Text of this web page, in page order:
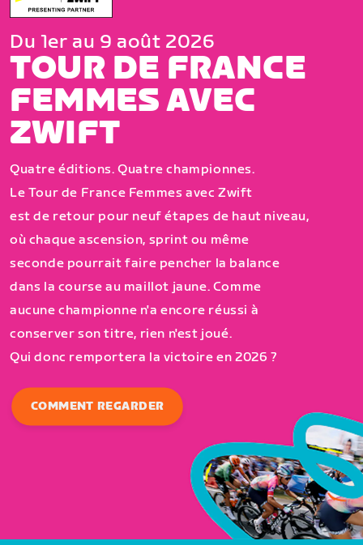
Du 1er au 9 août 2026
TOUR DE FRANCE
FEMMES AVEC
ZWIFT
Quatre éditions. Quatre championnes.
Le Tour de France Femmes avec Zwift
est de retour pour neuf étapes de haut niveau,
où chaque ascension, sprint ou même
seconde pourrait faire pencher la balance
dans la course au maillot jaune. Comme
aucune championne n'a encore réussi à
conserver son titre, rien n'est joué.
Qui donc remportera la victoire en 2026 ?
COMMENT REGARDER